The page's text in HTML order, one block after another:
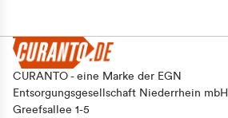
CURANTO - eine Marke der EGN
Entsorgungsgesellschaft Niederrhein mbH
Greefsallee 1-5